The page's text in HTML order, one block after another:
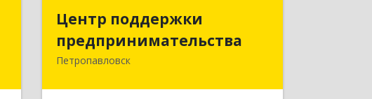
Центр поддержки
предпринимательства
Петропавловск
предпринимательства